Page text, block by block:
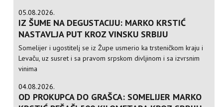
05.08.2026.
IZ ŠUME NA DEGUSTACIJU: MARKO KRSTIĆ
NASTAVLJA PUT KROZ VINSKU SRBIJU
Somelijer i ugostitelj se iz Župe usmerio ka trsteničkom kraju i
Levaču, uz susret i sa pravom srpskom divljinom i sa izvrsnim
vinima
04.08.2026.
OD PROKUPCA DO GRAŠCA: SOMELIJER MARKO